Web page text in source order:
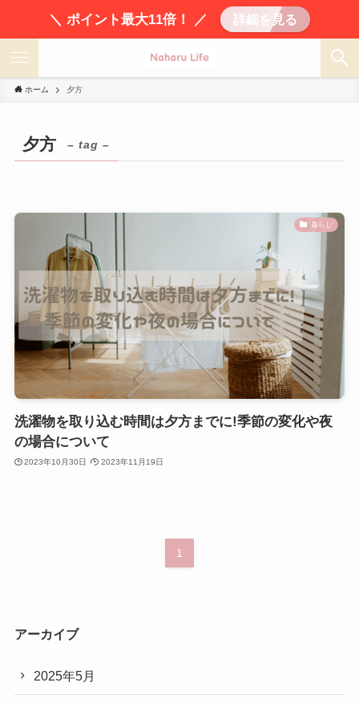
＼ ポイント最大11倍！ ／ 詳細を見る
ホーム 夕方
夕方 – tag –
暮らし
洗濯物を取り込む時間は夕方までに!季節の変化や夜
の場合について
2023年10月30日 2023年11月19日
1
アーカイブ
2025年5月